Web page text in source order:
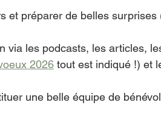
et préparer de belles surprises
via les podcasts, les articles,
2026 tout est indiqué !) et
une belle équipe de